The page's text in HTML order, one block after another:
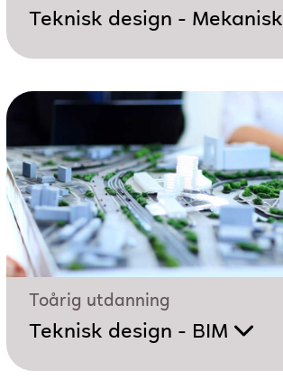
Teknisk design - Mekanisk
Toårig utdanning
Teknisk design - BIM